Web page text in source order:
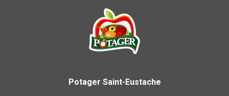
Potager Saint-Eustache